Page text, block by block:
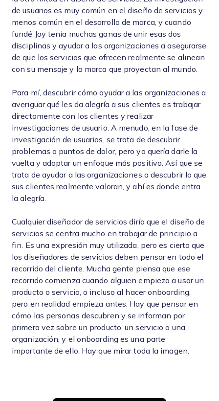
de usuarios es muy común en el diseño de servicios y
menos común en el desarrollo de marca, y cuando
fundé Joy tenía muchas ganas de unir esas dos
disciplinas y ayudar a las organizaciones a asegurarse
de que los servicios que ofrecen realmente se alinean
con su mensaje y la marca que proyectan al mundo.
Para mí, descubrir cómo ayudar a las organizaciones a
averiguar qué les da alegría a sus clientes es trabajar
directamente con los clientes y realizar
investigaciones de usuario. A menudo, en la fase de
investigación de usuarios, se trata de descubrir
problemas o puntos de dolor, pero yo quería darle la
vuelta y adoptar un enfoque más positivo. Así que se
trata de ayudar a las organizaciones a descubrir lo que
sus clientes realmente valoran, y ahí es donde entra
la alegría.
Cualquier diseñador de servicios diría que el diseño de
servicios se centra mucho en trabajar de principio a
fin. Es una expresión muy utilizada, pero es cierto que
los diseñadores de servicios deben pensar en todo el
recorrido del cliente. Mucha gente piensa que ese
recorrido comienza cuando alguien empieza a usar un
producto o servicio, o incluso al hacer onboarding,
pero en realidad empieza antes. Hay que pensar en
cómo las personas descubren y se informan por
primera vez sobre un producto, un servicio o una
organización, y el onboarding es una parte
importante de ello. Hay que mirar toda la imagen.